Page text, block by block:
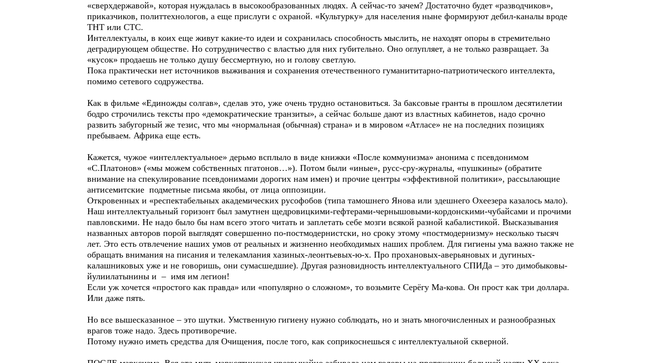
«сверхдержавой», которая нуждалась в высокообразованных людях. А сейчас-то зачем? Достаточно будет «разводчиков»,
приказчиков, политтехнологов, а еще прислуги с охраной. «Культурку» для населения ныне формируют дебил-каналы вроде
ТНТ или СТС.
Интеллектуалы, в коих еще живут какие-то идеи и сохранилась способность мыслить, не находят опоры в стремительно
деградирующем обществе. Но сотрудничество с властью для них губительно. Оно оглупляет, а не только развращает. За
«кусок» продаешь не только душу бессмертную, но и голову светлую.
Пока практически нет источников выживания и сохранения отечественного гуманититарно-патриотического интеллекта,
помимо сетевого содружества.
Как в фильме «Единожды солгав», сделав это, уже очень трудно остановиться. За баксовые гранты в прошлом десятилетии
бодро строчились тексты про «демократические транзиты», а сейчас больше дают из властных кабинетов, надо срочно
развить забугорный же тезис, что мы «нормальная (обычная) страна» и в мировом «Атласе» не на последних позициях
пребываем. Африка еще есть.
Кажется, чужое «интеллектуальное» дерьмо всплыло в виде книжки «После коммунизма» анонима с псевдонимом
«С.Платонов» («мы можем собственных пгатонов…»). Потом были «иные», русс-сру-журналы, «пушкины» (обратите
внимание на спекулирование псевдонимами дорогих нам имен) и прочие центры «эффективной политики», рассылающие
антисемитские подметные письма якобы, от лица оппозиции.
Откровенных и «респектабельных академических русофобов (типа тамошнего Янова или здешнего Охеезера казалось мало).
Наш интеллектуальный горизонт был замутнен щедровицкими-гефтерами-чернышовыми-кордонскими-чубайсами и прочими
павловскими. Не надо было бы нам всего этого читать и заплетать себе мозги всякой разной кабалистикой. Высказывания
названных авторов порой выглядят совершенно по-постмодернистски, но сроку этому «постмодернизму» несколько тысяч
лет. Это есть отвлечение наших умов от реальных и жизненно необходимых наших проблем. Для гигиены ума важно также не
обращать внимания на писания и телекамлания хазиных-леонтьевых-ю-х. Про прохановых-аверьяновых и дугиных-
калашниковых уже и не говоришь, они сумасшедшие). Другая разновидность интеллектуального СПИДа – это димобыковы-
йулиилатынины и – имя им легион!
Если уж хочется «простого как правда» или «популярно о сложном», то возьмите Серёгу Ма-кова. Он прост как три доллара.
Или даже пять.
Но все вышесказанное – это шутки. Умственную гигиену нужно соблюдать, но и знать многочисленных и разнообразных
врагов тоже надо. Здесь противоречие.
Потому нужно иметь средства для Очищения, после того, как соприкоснешься с интеллектуальной скверной.